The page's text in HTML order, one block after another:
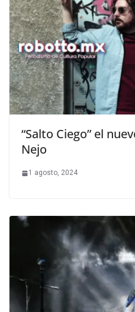
“Salto Ciego” el
Nejo
1 agosto, 2024